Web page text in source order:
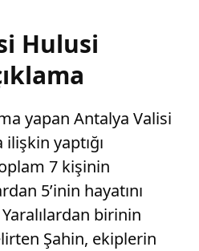
Hulusi
yapan Antalya Valisi
yaptığı
7 kişinin
5’inin hayatını
birinin
Şahin, ekiplerin